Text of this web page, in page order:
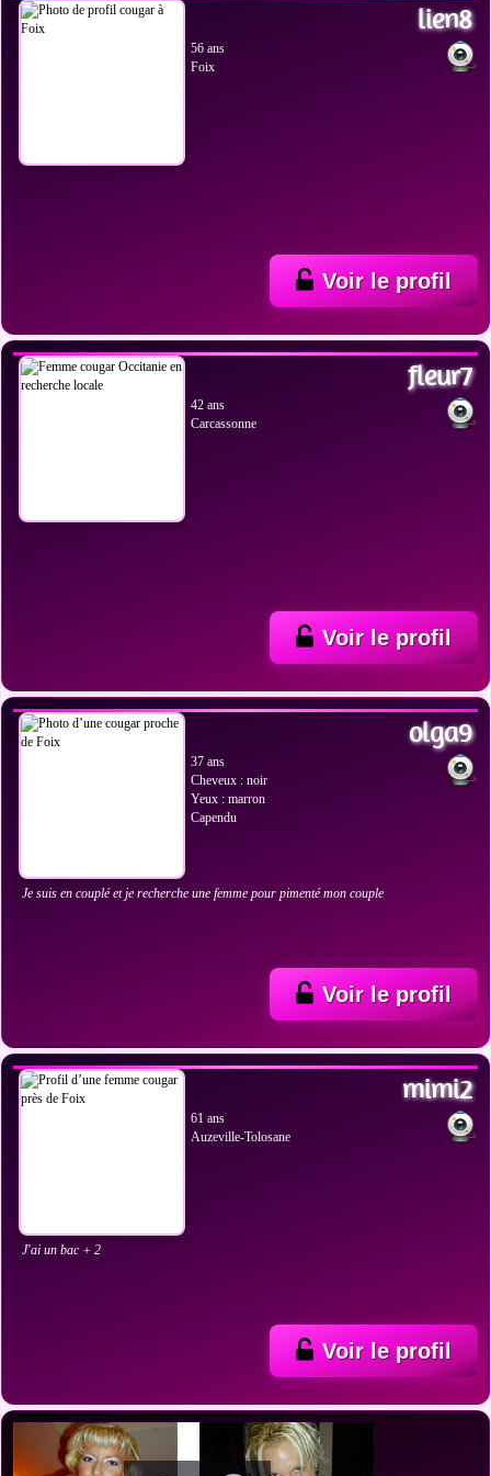
lien8
56 ans
Foix
Voir le profil
fleur7
42 ans
Carcassonne
Voir le profil
olga9
37 ans
Cheveux : noir
Yeux : marron
Capendu
Je suis en couplé et je recherche une femme pour pimenté mon couple
Voir le profil
mimi2
61 ans
Auzeville-Tolosane
J'ai un bac + 2
Voir le profil